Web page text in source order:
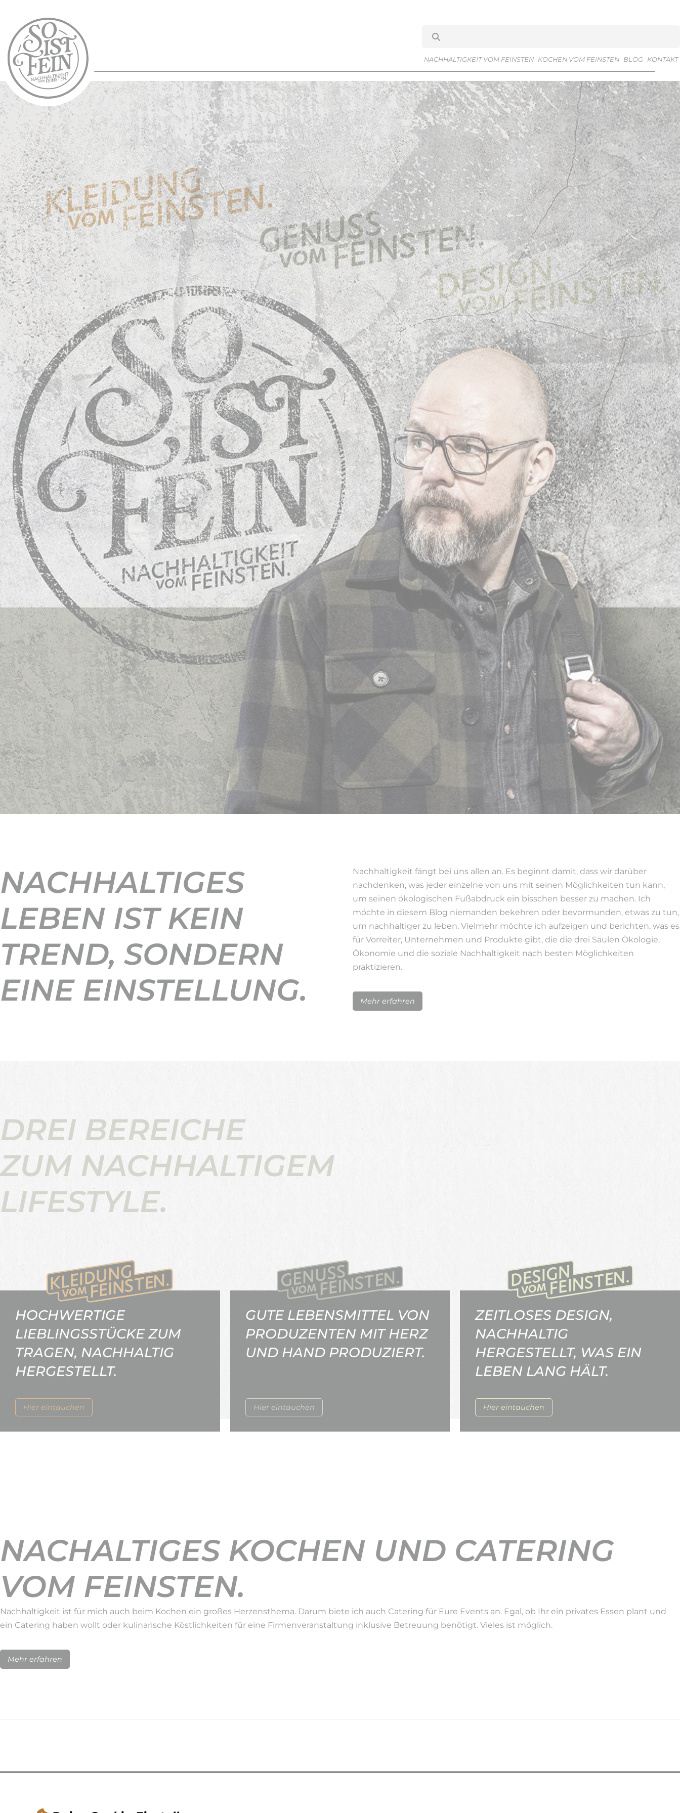
NACHHALTIGKEIT VOM FEINSTEN KOCHEN VOM FEINSTEN BLOG KONTAKT
NACHHALTIGES
LEBEN IST KEIN
TREND, SONDERN
EINE EINSTELLUNG.
Nachhaltigkeit fängt bei uns allen an. Es beginnt damit, dass wir darüber
nachdenken, was jeder einzelne von uns mit seinen Möglichkeiten tun kann,
um seinen ökologischen Fußabdruck ein bisschen besser zu machen. Ich
möchte in diesem Blog niemanden bekehren oder bevormunden, etwas zu tun,
um nachhaltiger zu leben. Vielmehr möchte ich aufzeigen und berichten, was es
für Vorreiter, Unternehmen und Produkte gibt, die die drei Säulen Ökologie,
Ökonomie und die soziale Nachhaltigkeit nach besten Möglichkeiten
praktizieren.
Mehr erfahren
DREI BEREICHE
ZUM NACHHALTIGEM
LIFESTYLE.
Hier eintauchen
HOCHWERTIGE
LIEBLINGSSTÜCKE ZUM
TRAGEN, NACHHALTIG
HERGESTELLT.
Hier eintauchen
GUTE LEBENSMITTEL VON
PRODUZENTEN MIT HERZ
UND HAND PRODUZIERT.
Hier eintauchen
ZEITLOSES DESIGN,
NACHHALTIG
HERGESTELLT, WAS EIN
LEBEN LANG HÄLT.
NACHALTIGES KOCHEN UND CATERING
VOM FEINSTEN.
Nachhaltigkeit ist für mich auch beim Kochen ein großes Herzensthema. Darum biete ich auch Catering für Eure Events an. Egal, ob Ihr ein privates Essen plant und
ein Catering haben wollt oder kulinarische Köstlichkeiten für eine Firmenveranstaltung inklusive Betreuung benötigt. Vieles ist möglich.
Mehr erfahren
NACHHALTIGKEIT